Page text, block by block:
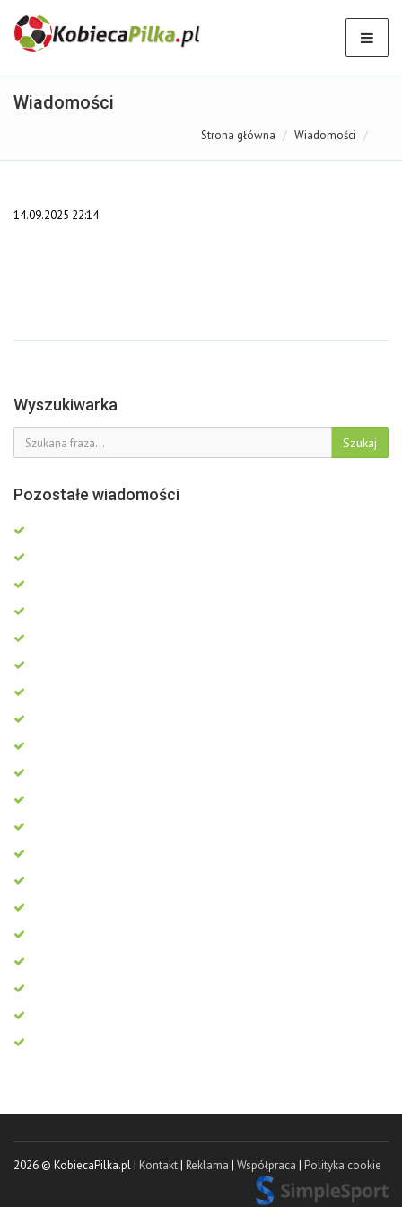
Wiadomości
Strona główna Wiadomości
14.09.2025 22:14
Wyszukiwarka
Szukaj
Pozostałe wiadomości
2026 © KobiecaPilka.pl | Kontakt| Reklama | Współpraca | Polityka cookie